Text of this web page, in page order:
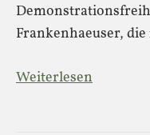
Frankenhaeuser,
Weiterlesen